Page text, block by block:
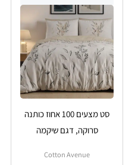
סט מצעים 100 אחוז כותנה
סרוקה, דגם שיקמה
Cotton Avenue
עדעדיש
מספר
סוגים.
ניתן
לבחור
את
האפשרויות
בעמוד